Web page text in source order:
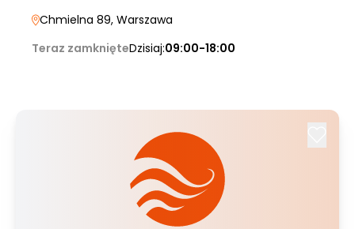
Chmielna 89, Warszawa
Teraz zamknięteDzisiaj:09:00-18:00